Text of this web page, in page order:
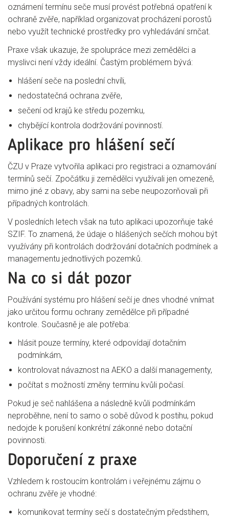
oznámení termínu seče musí provést potřebná opatření k
ochraně zvěře, například organizovat procházení porostů
nebo využít technické prostředky pro vyhledávání srnčat.
Praxe však ukazuje, že spolupráce mezi zemědělci a
myslivci není vždy ideální. Častým problémem bývá:
hlášení seče na poslední chvíli,
nedostatečná ochrana zvěře,
sečení od krajů ke středu pozemku,
chybějící kontrola dodržování povinností.
Aplikace pro hlášení sečí
ČZU v Praze vytvořila aplikaci pro registraci a oznamování
termínů sečí. Zpočátku ji zemědělci využívali jen omezeně,
mimo jiné z obavy, aby sami na sebe neupozorňovali při
případných kontrolách.
V posledních letech však na tuto aplikaci upozorňuje také
SZIF. To znamená, že údaje o hlášených sečích mohou být
využívány při kontrolách dodržování dotačních podmínek a
managementu jednotlivých pozemků.
Na co si dát pozor
Používání systému pro hlášení sečí je dnes vhodné vnímat
jako určitou formu ochrany zemědělce při případné
kontrole. Současně je ale potřeba:
hlásit pouze termíny, které odpovídají dotačním
podmínkám,
kontrolovat návaznost na AEKO a další managementy,
počítat s možností změny termínu kvůli počasí.
Pokud je seč nahlášena a následně kvůli podmínkám
neproběhne, není to samo o sobě důvod k postihu, pokud
nedojde k porušení konkrétní zákonné nebo dotační
povinnosti.
Doporučení z praxe
Vzhledem k rostoucím kontrolám i veřejnému zájmu o
ochranu zvěře je vhodné:
komunikovat termíny sečí s dostatečným předstihem,